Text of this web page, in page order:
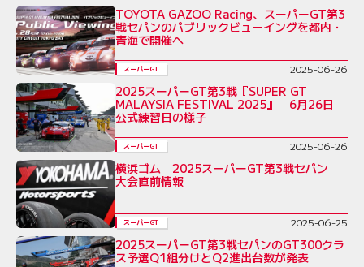
TOYOTA GAZOO Racing、スーパーGT第3
戦セパンのパブリックビューイングを都内・
青海で開催へ
スーパーGT 2025-06-26
2025スーパーGT第3戦『SUPER GT
MALAYSIA FESTIVAL 2025』 6月26日
公式練習日の様子
スーパーGT 2025-06-26
横浜ゴム 2025スーパーGT第3戦セパン
大会直前情報
スーパーGT 2025-06-25
2025スーパーGT第3戦セパンのGT300クラ
ス予選Q1組分けとQ2進出台数が発表